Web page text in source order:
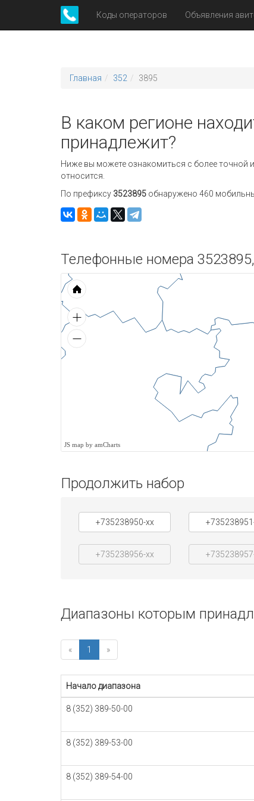
Коды операторов Объявления
Главная 352 3895
В каком регионе
принадлежит?
Ниже вы можете ознакомиться с более точной
относится.
По префиксу 3523895 обнаружено 460
Телефонные номера 3523895,
JS map by amCharts
Продолжить набор
+735238950-xx
+735238956-xx
Диапазоны которым
« 1 »
Начало диапазона
8 (352) 389-50-00
8 (352) 389-53-00
8 (352) 389-54-00